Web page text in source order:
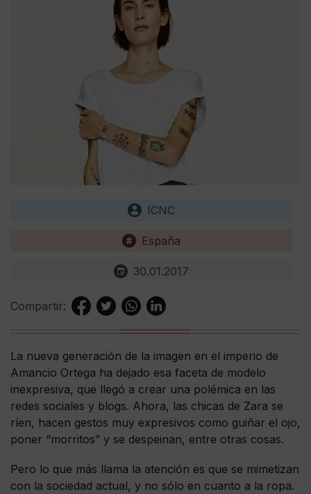
ICNC
España
30.01.2017
Compartir:
La nueva generación de la imagen en el imperio de
Amancio Ortega ha dejado esa faceta de modelo
inexpresiva, que llegó a crear una polémica en las
redes sociales y blogs. Ahora, las chicas de Zara se
ríen, hacen gestos muy expresivos como guiñar el ojo,
poner “morritos” y se despeinan, entre otras cosas.
Pero lo que más llama la atención es que se mimetizan
con la sociedad actual, y no sólo en cuanto a la ropa.